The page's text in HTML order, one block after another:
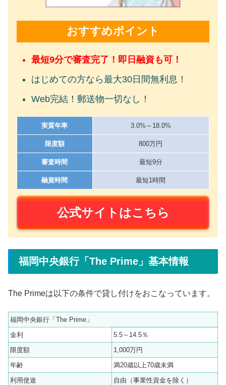
おすすめポイント
最短9分で審査完了！即日融資も可！
はじめての方なら最大30日間無利息！
Web完結！郵送物一切なし！
実質年率 3.0%～18.0%
限度額 800万円
審査時間 最短9分
融資時間 最短1時間
公式サイトはこちら
福岡中央銀行「The Prime」基本情報
The Primeは以下の条件で貸し付けをおこなっています。
福岡中央銀行「The Prime」
金利
5.5～14.5％
限度額
1,000万円
年齢
満20歳以上70歳未満
利用使途
自由（事業性資金を除く）